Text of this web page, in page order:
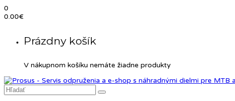
0
0.00€
Prázdny košík
V nákupnom košíku nemáte žiadne produkty